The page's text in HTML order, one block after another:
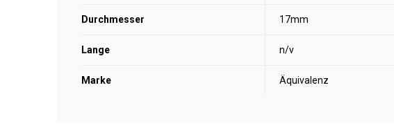
Durchmesser 17mm
Lange n/v
Marke Äquivalenz